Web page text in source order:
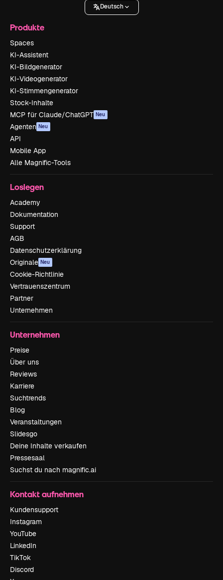
Deutsch
Produkte
Spaces
KI-Assistent
KI-Bildgenerator
KI-Videogenerator
KI-Stimmengenerator
Stock-Inhalte
MCP für Claude/ChatGPT Neu
Agenten Neu
API
Mobile App
Alle Magnific-Tools
Loslegen
Academy
Dokumentation
Support
AGB
Datenschutzerklärung
Originale Neu
Cookie-Richtlinie
Vertrauenszentrum
Partner
Unternehmen
Unternehmen
Preise
Über uns
Reviews
Karriere
Suchtrends
Blog
Veranstaltungen
Slidesgo
Deine Inhalte verkaufen
Pressesaal
Suchst du nach magnific.ai
Kontakt aufnehmen
Kundensupport
Instagram
YouTube
LinkedIn
TikTok
Discord